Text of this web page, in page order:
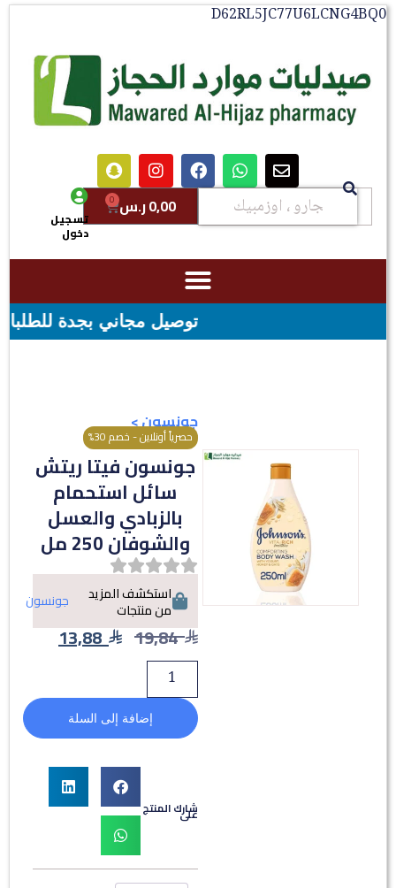
D62RL5JC77U6LCNG4BQ0
0,00ر.س 0
تسجيل
دخول
توصيل مجاني بجدة للطلبات فوق قيمه ال ١٠٠ ريال - شحن مجاني لقيمه
جونسون>
حصرياً أونلاين - خصم 30%
جونسون فيتا ريتش
سائل استحمام
بالزبادي والعسل
والشوفان 250 مل
استكشف المزيد
من منتجات جونسون
19,84
13,88
إضافة إلى السلة
شارك المنتج
على